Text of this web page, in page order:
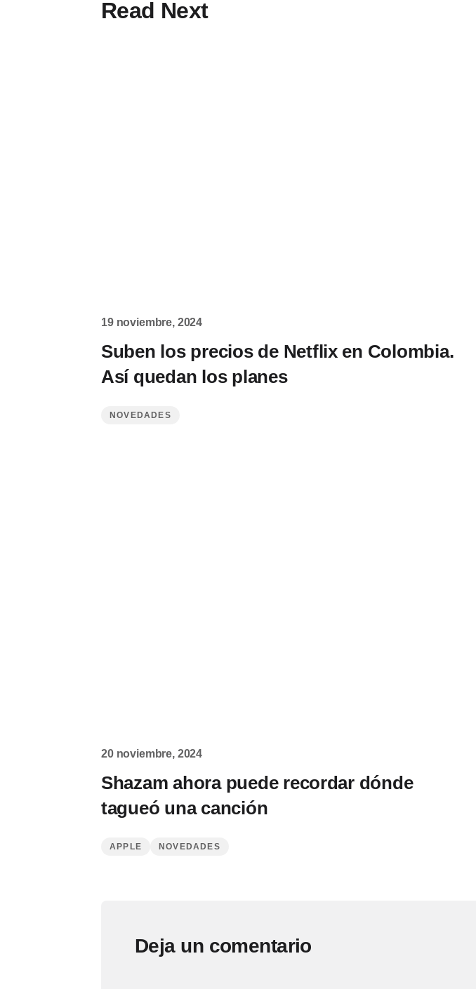
Read Next
19 noviembre, 2024
Suben los precios de Netflix en Colombia.
Así quedan los planes
NOVEDADES
20 noviembre, 2024
Shazam ahora puede recordar dónde
tagueó una canción
APPLE NOVEDADES
Deja un comentario